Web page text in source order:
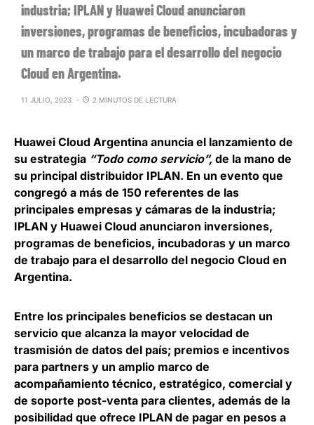
industria; IPLAN y Huawei Cloud anunciaron
inversiones, programas de beneficios, incubadoras y
un marco de trabajo para el desarrollo del negocio
Cloud en Argentina.
11 JULIO, 2023 2 MINUTOS DE LECTURA
Huawei Cloud Argentina anuncia el lanzamiento de
su estrategia “Todo como servicio”, de la mano de
su principal distribuidor IPLAN. En un evento que
congregó a más de 150 referentes de las
principales empresas y cámaras de la industria;
IPLAN y Huawei Cloud anunciaron inversiones,
programas de beneficios, incubadoras y un marco
de trabajo para el desarrollo del negocio Cloud en
Argentina.
Entre los principales beneficios se destacan un
servicio que alcanza la mayor velocidad de
trasmisión de datos del país; premios e incentivos
para partners y un amplio marco de
acompañamiento técnico, estratégico, comercial y
de soporte post-venta para clientes, además de la
posibilidad que ofrece IPLAN de pagar en pesos a